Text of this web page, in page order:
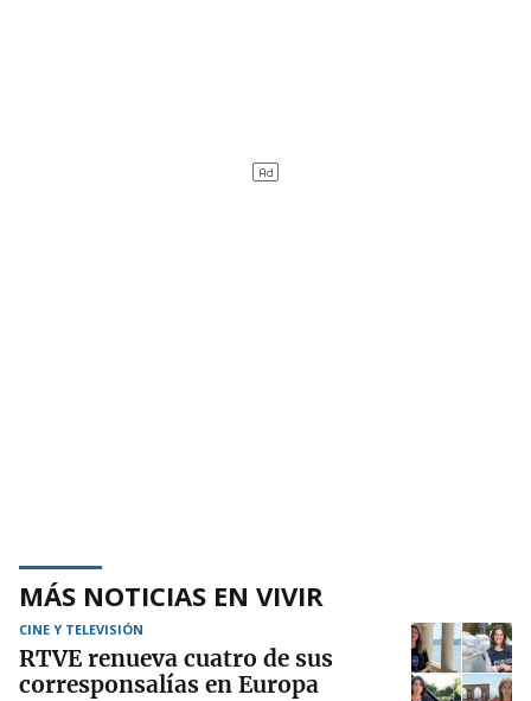
MÁS NOTICIAS EN VIVIR
CINE Y TELEVISIÓN
RTVE renueva cuatro de sus
corresponsalías en Europa